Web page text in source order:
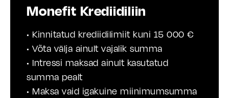
Monefit Krediidiliin
• Kinnitatud krediidilimiit kuni 15 000 €
• Võta välja ainult vajalik summa
• Intressi maksad ainult kasutatud
summa pealt
• Maksa vaid igakuine miinimumsumma